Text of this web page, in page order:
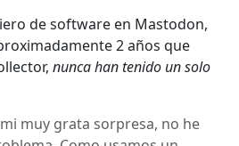
de software en Mastodon,
2 años que
nunca han tenido un solo
muy grata sorpresa, no he